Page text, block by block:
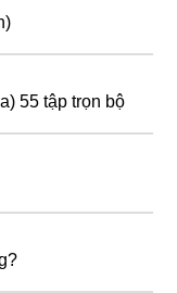
55 tập trọn bộ